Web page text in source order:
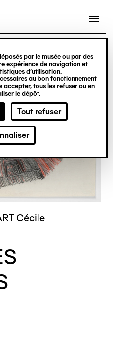
par le musée ou par des
expérience de navigation et
d’utilisation.
au bon fonctionnement
accepter, tous les refuser ou en
le dépôt.
Tout refuser
Cécile